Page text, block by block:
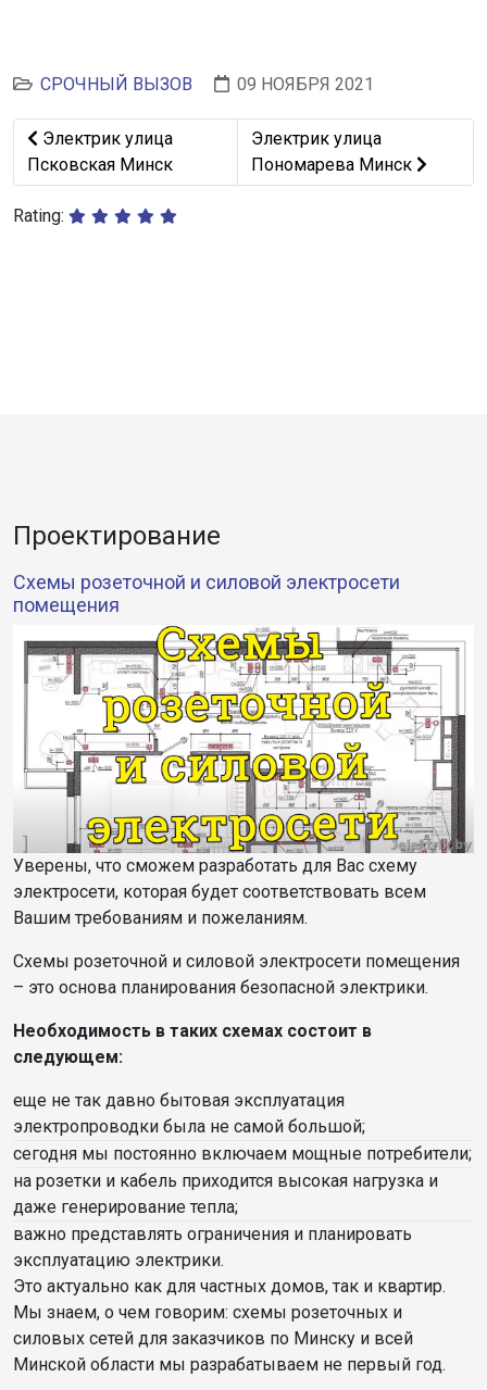
СРОЧНЫЙ ВЫЗОВ 09 НОЯБРЯ 2021
Предыдущий: Электрик улица Псковская Минск
Электрик улица
Псковская Минск
Следующий: Электрик
Электрик улица
Пономарева Минск
Rating:
Проектирование
Cхемы розеточной и силовой электросети
помещения
Уверены, что сможем разработать для Вас схему
электросети, которая будет соответствовать всем
Вашим требованиям и пожеланиям.
Схемы розеточной и силовой электросети помещения
– это основа планирования безопасной электрики.
Необходимость в таких схемах состоит в
следующем:
еще не так давно бытовая эксплуатация
электропроводки была не самой большой;
сегодня мы постоянно включаем мощные потребители;
на розетки и кабель приходится высокая нагрузка и
даже генерирование тепла;
важно представлять ограничения и планировать
эксплуатацию электрики.
Это актуально как для частных домов, так и квартир.
Мы знаем, о чем говорим: схемы розеточных и
силовых сетей для заказчиков по Минску и всей
Минской области мы разрабатываем не первый год.